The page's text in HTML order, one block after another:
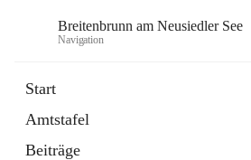
Breitenbrunn am Neusiedler See
Navigation
Start
Amtstafel
Beiträge
18 Schnellzugriffe